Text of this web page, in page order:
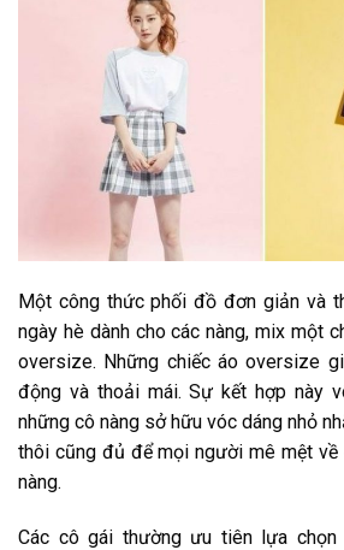
Một công thức phối đồ đơn giản và
ngày hè dành cho các nàng, mix một
oversize. Những chiếc áo oversize
động và thoải mái. Sự kết hợp này
những cô nàng sở hữu vóc dáng nhỏ
thôi cũng đủ để mọi người mê mệt
nàng.
Các cô gái thường ưu tiên lựa